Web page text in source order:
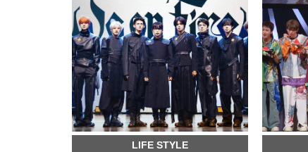
LIFE STYLE